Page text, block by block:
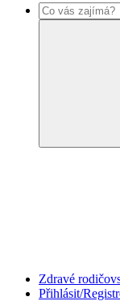
Zdravé
Přihlásit/